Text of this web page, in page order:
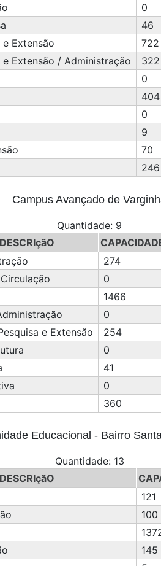
0
46
e Extensão
722
e Extensão / Administração
322
0
404
0
9
70
246
Campus Avançado de
Quantidade: 9
DESCRIçãO
274
0
1466
0
e Extensão
254
0
41
0
360
Educacional - Bairro
Quantidade: 13
DESCRIçãO
121
100
145